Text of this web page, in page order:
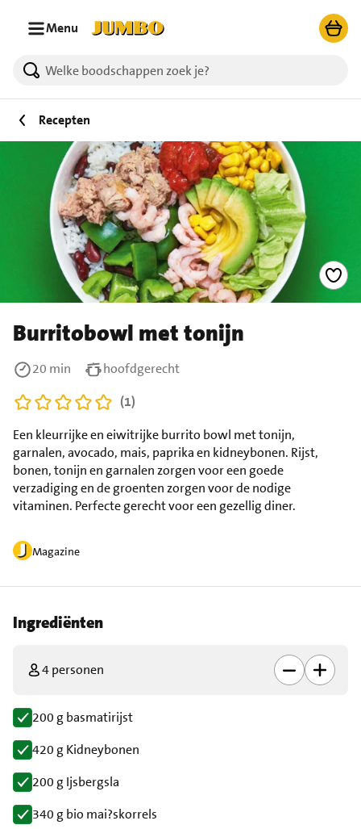
Menu
Recepten
Burritobowl met tonijn
Magazine
Een kleurrijke en eiwitrijke burrito bowl met tonijn,
garnalen, avocado, mais, paprika en kidneybonen. Rijst,
bonen, tonijn en garnalen zorgen voor een goede
verzadiging en de groenten zorgen voor de nodige
vitaminen. Perfecte gerecht voor een gezellig diner.
20 min
hoofdgerecht
(1)
Ingrediënten
4 personen
200 g basmatirijst
420 g Kidneybonen
200 g Ijsbergsla
340 g bio mai?skorrels